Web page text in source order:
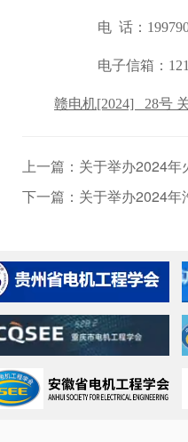
电 话：
电子信箱：
赣电机[2024] 28号
上一篇：关于举办2024
下一篇：关于举办2024